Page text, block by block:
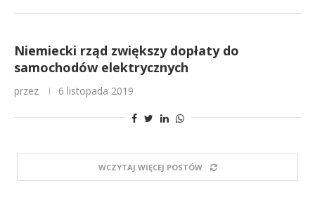
Niemiecki rząd zwiększy dopłaty do
samochodów elektrycznych
przez 6 listopada 2019
WCZYTAJ WIĘCEJ POSTÓW